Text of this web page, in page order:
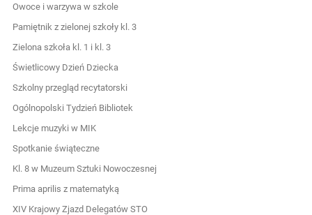
Owoce i warzywa w szkole
Pamiętnik z zielonej szkoły kl. 3
Zielona szkoła kl. 1 i kl. 3
Świetlicowy Dzień Dziecka
Szkolny przegląd recytatorski
Ogólnopolski Tydzień Bibliotek
Lekcje muzyki w MIK
Spotkanie świąteczne
Kl. 8 w Muzeum Sztuki Nowoczesnej
Prima aprilis z matematyką
XIV Krajowy Zjazd Delegatów STO